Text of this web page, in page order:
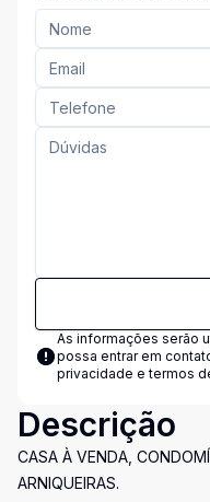
As informações serão
possa entrar em
privacidade e termos
Descrição
CASA À VENDA,
ARNIQUEIRAS.